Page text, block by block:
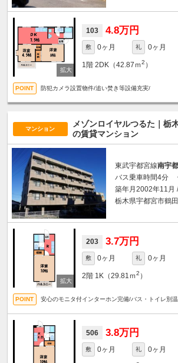
103 4.8万円
敷 0ヶ月 礼 0ヶ月
1階 2DK（42.87ｍ2 ）
防犯カメラ設置物件/追い焚き等設備充実/
マンション
メゾンロイヤルつるた｜栃
の賃貸マンション
東武宇都宮線南宇
バス乗車時間4分
築年月2002年11月
栃木県宇都宮市鶴
203 3.7万円
敷 0ヶ月 礼 0ヶ月
2階 1K（29.81ｍ2 ）
安心のモニタ付インターホン完備/バス・トイレ別
506 3.8万円
敷 0ヶ月 礼 0ヶ月